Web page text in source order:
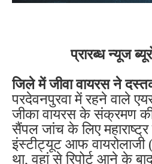
प्रारब्ध न्यूज
जिले में जीवा वायरस ने
परदेवनपुरवा में रहने वाले
जीका वायरस के संक्रमण
सैंपल जांच के लिए
इंस्टीट्यूट आफ वायरोलाजी
था, वहां से रिपोर्ट आने के